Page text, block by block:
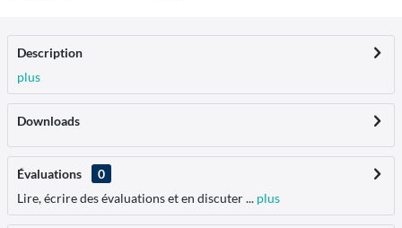
Description
plus
Downloads
Évaluations
0
Lire, écrire des évaluations et en discuter ... plus